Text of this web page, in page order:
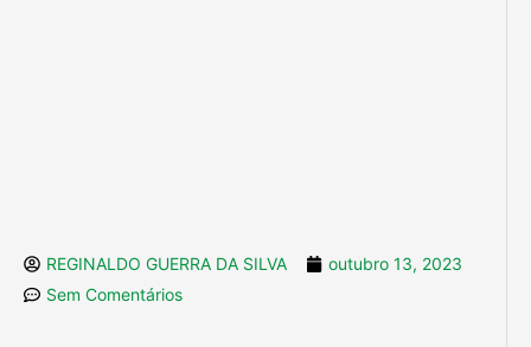
REGINALDO GUERRA DA SILVA
outubro 13, 2023
Sem Comentários